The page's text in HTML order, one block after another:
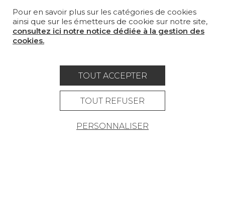
OÙ NOUS TROUVER ?
Carrière Contact
Lexique
Mentions légales
données
Pour en savoir plus sur les catégories de cookies
ainsi que sur les émetteurs de cookie sur notre site,
consultez ici notre notice dédiée à la gestion des
cookies.
TOUT ACCEPTER
TOUT REFUSER
PERSONNALISER